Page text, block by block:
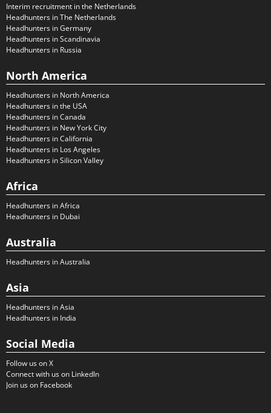
Interim recruitment in the Netherlands
Headhunters in The Netherlands
Headhunters in Germany
Headhunters in Scandinavia
Headhunters in Russia
North America
Headhunters in North America
Headhunters in the USA
Headhunters in Canada
Headhunters in New York City
Headhunters in California
Headhunters in Los Angeles
Headhunters in Silicon Valley
Africa
Headhunters in Africa
Headhunters in Dubai
Australia
Headhunters in Australia
Asia
Headhunters in Asia
Headhunters in India
Social Media
Follow us on X
Connect with us on LinkedIn
Join us on Facebook